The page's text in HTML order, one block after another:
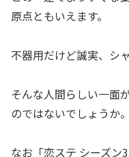
原点ともいえます。
不器用だけど誠実、シ
そんな人間らしい一面
のではないでしょうか。
なお「恋ステ シーズン